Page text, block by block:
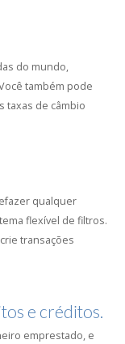
do mundo,
também pode
taxas de câmbio
qualquer
flexível de filtros.
transações
e créditos.
emprestado, e